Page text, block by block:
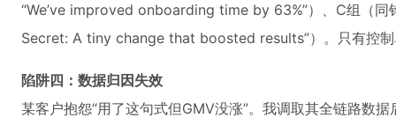
“We’ve improved onboarding time by 63%”）、C组（同
Secret: A tiny change that boosted results”）。只有控制
陷阱四：数据归因失效
某客户抱怨“用了这句式但GMV没涨”。我调取其全链路数